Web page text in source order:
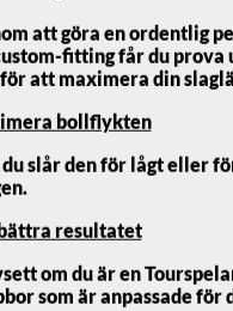
Ping i540 Järnset
att göra en ordentlig
fitting får du
att maximera din
bollflykten
slår den för lågt eller
resultatet
om du är en
som är anpassade för